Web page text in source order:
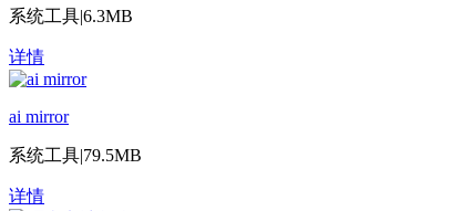
系统工具|6.3MB
详情
ai mirror
系统工具|79.5MB
详情